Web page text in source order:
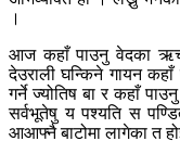
।
आज कहाँ पाउनु वेदका
देउराली घन्किने गायन
गर्ने ज्योतिष बा र कहाँ
सर्वभूतेषु य पश्यति स
आआफ्नै बाटोमा लागेका त